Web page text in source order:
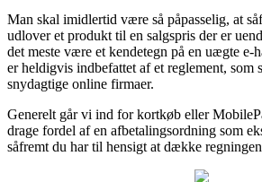
Man skal imidlertid være så påpasselig, at
udlover et produkt til en salgspris der er
det meste være et kendetegn på en uægte e-
er heldigvis indbefattet af et reglement, som
snydagtige online firmaer.
Generelt går vi ind for kortkøb eller
drage fordel af en afbetalingsordning som
såfremt du har til hensigt at dække